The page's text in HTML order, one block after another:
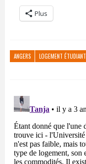
Plus
ANGERS LOGEMENT ÉTUDIANT